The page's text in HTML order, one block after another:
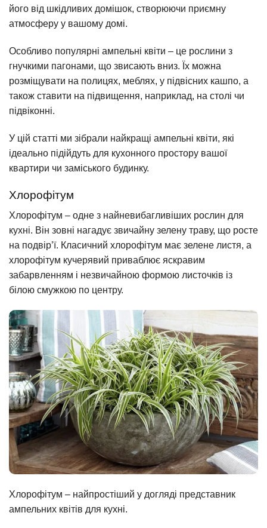
його від шкідливих домішок, створюючи приємну
атмосферу у вашому домі.
Особливо популярні ампельні квіти – це рослини з
гнучкими пагонами, що звисають вниз. Їх можна
розміщувати на полицях, меблях, у підвісних кашпо, а
також ставити на підвищення, наприклад, на столі чи
підвіконні.
У цій статті ми зібрали найкращі ампельні квіти, які
ідеально підійдуть для кухонного простору вашої
квартири чи заміського будинку.
Хлорофітум
Хлорофітум – одне з найневибагливіших рослин для
кухні. Він зовні нагадує звичайну зелену траву, що росте
на подвір’ї. Класичний хлорофітум має зелене листя, а
хлорофітум кучерявий приваблює яскравим
забарвленням і незвичайною формою листочків із
білою смужкою по центру.
Хлорофітум – найпростіший у догляді представник
ампельних квітів для кухні.